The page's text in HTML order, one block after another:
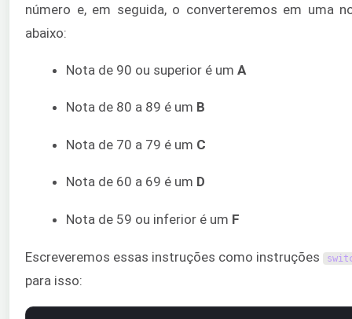
número e, em seguida, o converteremos em uma
abaixo:
Nota de 90 ou superior é um A
Nota de 80 a 89 é um B
Nota de 70 a 79 é um C
Nota de 60 a 69 é um D
Nota de 59 ou inferior é um F
Escreveremos essas instruções como instruções
para isso: